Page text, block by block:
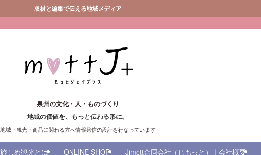
取材と編集で伝える地域メディア
旅しめ観光とは ONLINE SHOP Jimott合同会社（じもっと）｜会社概要
泉州の文化・人・ものづくり
地域の価値を、もっと伝わる形に。
地域・観光・商品に関わる方へ情報発信の設計を行なっています